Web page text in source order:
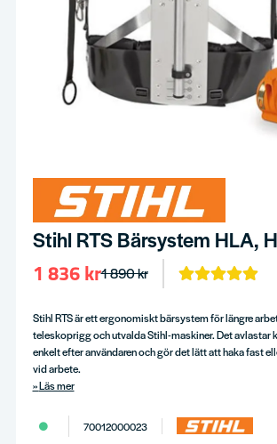
Stihl RTS Bärsystem HLA,
1 890 kr
1 836 kr
Stihl RTS är ett ergonomiskt bärsystem för längre
teleskoprigg och utvalda Stihl-maskiner. Det avlastar
enkelt efter användaren och gör det lätt att haka fast
vid arbete.
Läs mer
70012000023